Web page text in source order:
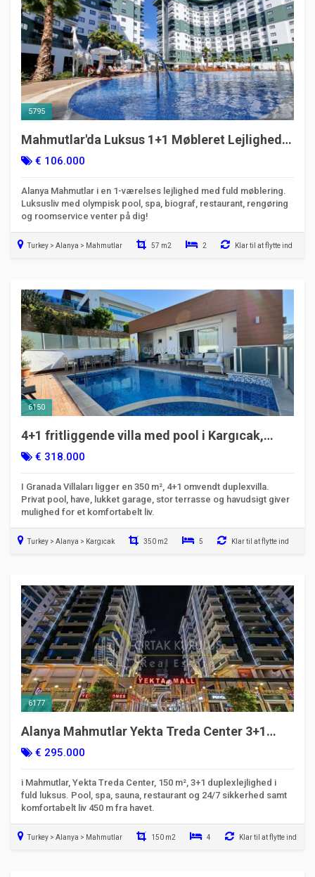
5795
Mahmutlar'da Luksus 1+1 Møbleret Lejlighed |
Pool og Spa Faciliteter
€ 106.000
Alanya Mahmutlar i en 1-værelses lejlighed med fuld møblering.
Luksusliv med olympisk pool, spa, biograf, restaurant, rengøring
og roomservice venter på dig!
Turkey > Alanya > Mahmutlar 57 m2 2 Klar til at flytte ind
6150
4+1 fritliggende villa med pool i Kargıcak,
Alanya – Granada
€ 318.000
I Granada Villaları ligger en 350 m², 4+1 omvendt duplexvilla.
Privat pool, have, lukket garage, stor terrasse og havudsigt giver
mulighed for et komfortabelt liv.
Turkey > Alanya > Kargıcak 350 m2 5 Klar til at flytte ind
6177
Alanya Mahmutlar Yekta Treda Center 3+1
duplekslejlighed til salg i fuld luksus
€ 295.000
i Mahmutlar, Yekta Treda Center, 150 m², 3+1 duplexlejlighed i
fuld luksus. Pool, spa, sauna, restaurant og 24/7 sikkerhed samt
komfortabelt liv 450 m fra havet.
Turkey > Alanya > Mahmutlar 150 m2 4 Klar til at flytte ind